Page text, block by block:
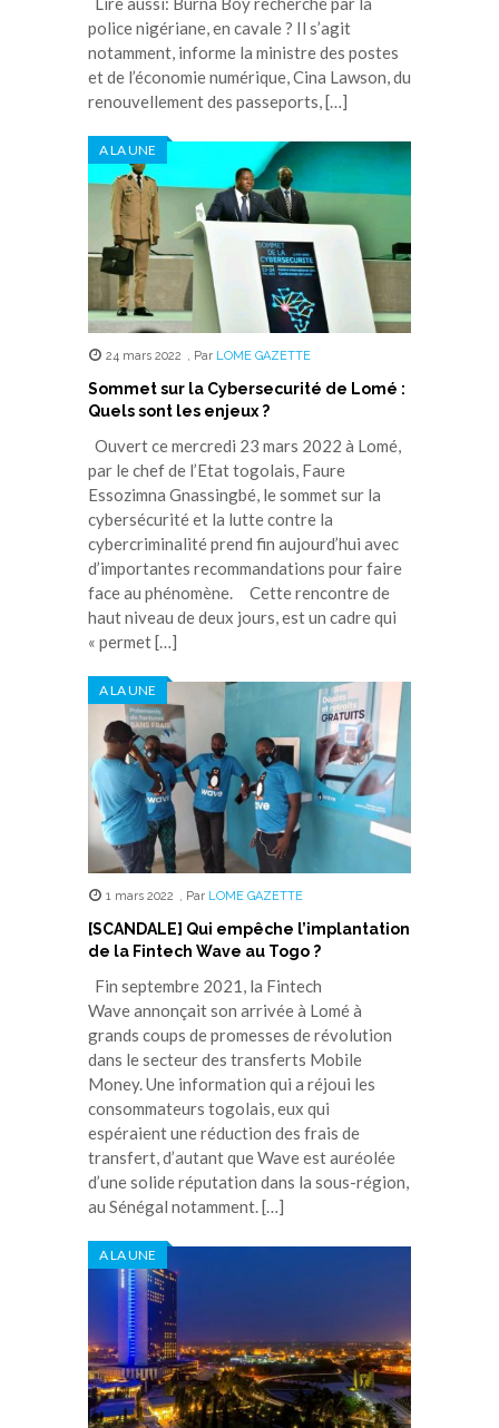
police nigériane, en cavale ? Il s’agit
notamment, informe la ministre des postes
et de l’économie numérique, Cina Lawson, du
renouvellement des passeports, […]
A LA UNE
24 mars 2022 , Par LOME GAZETTE
Sommet sur la Cybersecurité de Lomé :
Quels sont les enjeux ?
Ouvert ce mercredi 23 mars 2022 à Lomé,
par le chef de l’Etat togolais, Faure
Essozimna Gnassingbé, le sommet sur la
cybersécurité et la lutte contre la
cybercriminalité prend fin aujourd’hui avec
d’importantes recommandations pour faire
face au phénomène. Cette rencontre de
haut niveau de deux jours, est un cadre qui
« permet […]
A LA UNE
1 mars 2022 , Par LOME GAZETTE
[SCANDALE] Qui empêche l’implantation
de la Fintech Wave au Togo ?
Fin septembre 2021, la Fintech
Wave annonçait son arrivée à Lomé à
grands coups de promesses de révolution
dans le secteur des transferts Mobile
Money. Une information qui a réjoui les
consommateurs togolais, eux qui
espéraient une réduction des frais de
transfert, d’autant que Wave est auréolée
d’une solide réputation dans la sous-région,
au Sénégal notamment. […]
A LA UNE